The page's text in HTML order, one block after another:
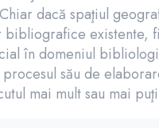
dacă spaţiul
în domeniul
său de
mai mult sau mai